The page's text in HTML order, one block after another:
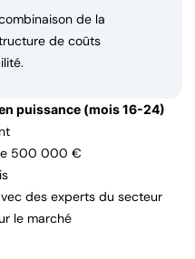
de la
de coûts
puissance (mois 16-24)
500 000 €
des experts du secteur
le marché